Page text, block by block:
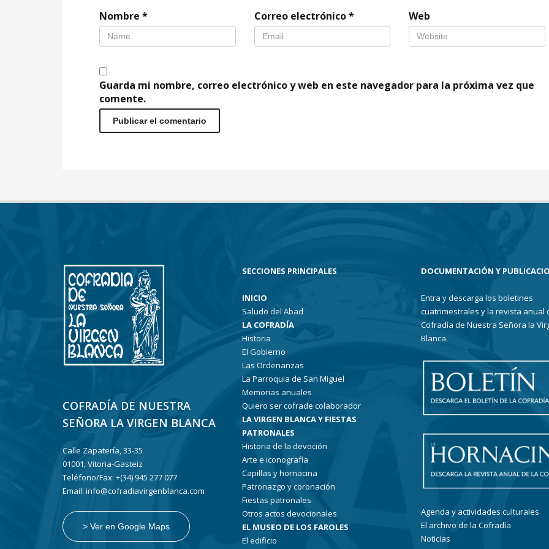
Nombre * Correo electrónico* Web
Guarda mi nombre, correo electrónico y web en este navegador para la próxima vez que
comente.
COFRADÍA DE NUESTRA
SEÑORA LA VIRGEN BLANCA
Calle Zapatería, 33-35
01001, Vitoria-Gasteiz
Teléfono/Fax: +(34) 945 277 077
Email: info@cofradiavirgenblanca.com
> Ver en Google Maps
SECCIONES PRINCIPALES
INICIO
Saludo del Abad
LA COFRADÍA
Historia
El Gobierno
Las Ordenanzas
La Parroquia de San Miguel
Memorias anuales
Quiero ser cofrade colaborador
LA VIRGEN BLANCA Y FIESTAS
PATRONALES
Historia de la devoción
Arte e iconografía
Capillas y hornacina
Patronazgo y coronación
Fiestas patronales
Otros actos devocionales
EL MUSEO DE LOS FAROLES
El edificio
DOCUMENTACIÓN Y
Entra y descarga los boletines
cuatrimestrales y la revista anual
Cofradía de Nuestra Señora la
Blanca.
Agenda y actividades culturales
El archivo de la Cofradía
Noticias